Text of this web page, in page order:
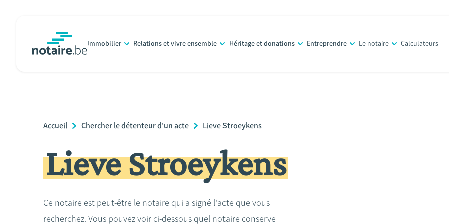
principal
Immobilier Relations et vivre ensemble Héritage et donations Entreprendre Le notaire Calculateurs
Breadcrumb
Accueil Chercher le détenteur d'un acte Lieve Stroeykens
Lieve Stroeykens
Ce notaire est peut-être le notaire qui a signé l'acte que vous
recherchez. Vous pouvez voir ci-dessous quel notaire conserve